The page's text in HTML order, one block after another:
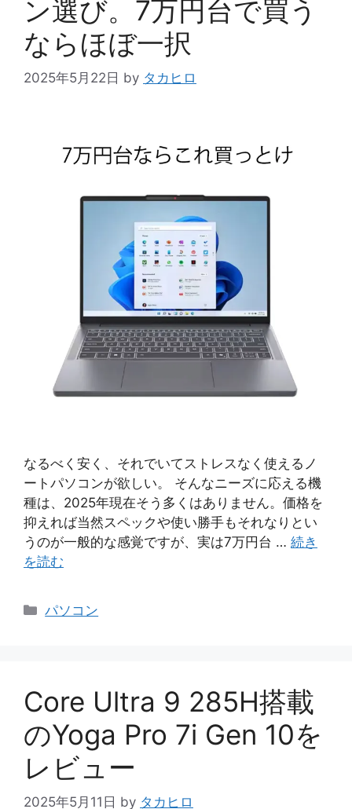
ン選び。7万円台で買う
ならほぼ一択
2025年5月22日 by タカヒロ
なるべく安く、それでいてストレスなく使えるノ
ートパソコンが欲しい。 そんなニーズに応える機
種は、2025年現在そう多くはありません。価格を
抑えれば当然スペックや使い勝手もそれなりとい
うのが一般的な感覚ですが、実は7万円台 … 続き
を読む
カ
パソコン
Core Ultra 9 285H搭載
のYoga Pro 7i Gen 10を
レビュー
2025年5月11日 by タカヒロ